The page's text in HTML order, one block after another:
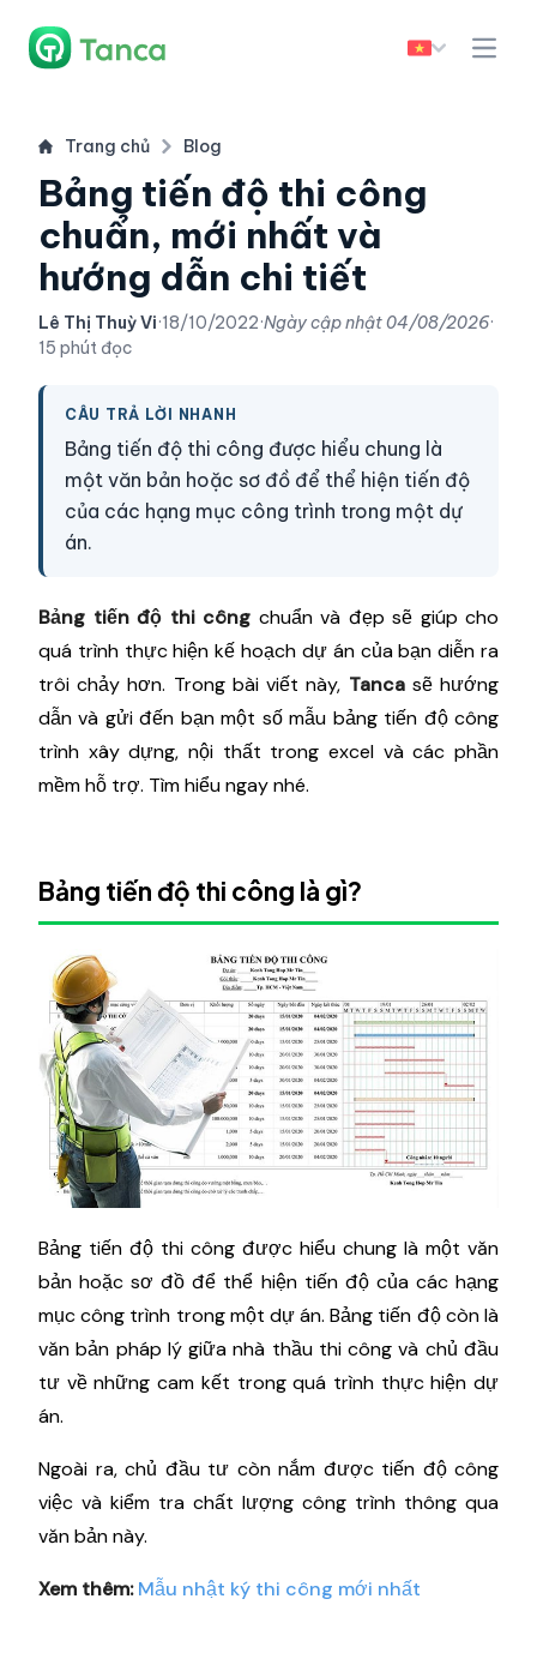
Trang chủ Blog
Bảng tiến độ thi công
chuẩn, mới nhất và
hướng dẫn chi tiết
Lê Thị Thuỳ Vi·18/10/2022·Ngày cập nhật04/08/2026·
15 phút đọc
CÂU TRẢ LỜI NHANH
Bảng tiến độ thi công được hiểu chung là
một văn bản hoặc sơ đồ để thể hiện tiến độ
của các hạng mục công trình trong một dự
án.
Bảng tiến độ thi công chuẩn và đẹp sẽ giúp cho
quá trình thực hiện kế hoạch dự án của bạn diễn ra
trôi chảy hơn. Trong bài viết này, Tancasẽ hướng
dẫn và gửi đến bạn một số mẫu bảng tiến độ công
trình xây dựng, nội thất trong excel và các phần
mềm hỗ trợ. Tìm hiểu ngay nhé.
Bảng tiến độ thi công là gì?
Bảng tiến độ thi công được hiểu chung là một văn
bản hoặc sơ đồ để thể hiện tiến độ của các hạng
mục công trình trong một dự án. Bảng tiến độ còn là
văn bản pháp lý giữa nhà thầu thi công và chủ đầu
tư về những cam kết trong quá trình thực hiện dự
án.
Ngoài ra, chủ đầu tư còn nắm được tiến độ công
việc và kiểm tra chất lượng công trình thông qua
văn bản này.
Xem thêm: Mẫu nhật ký thi công mới nhất